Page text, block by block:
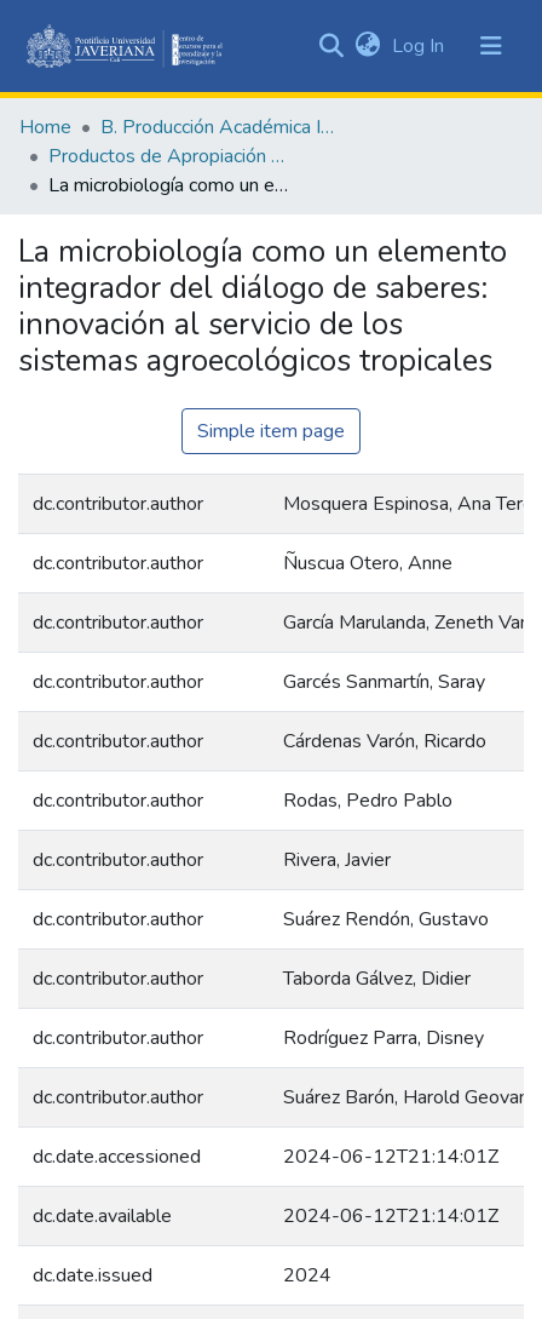
&
Collections
All of DSpace
Statistics
Log In (current)
Home
B. Producción Académica Institucional
Productos de Apropiación Social del Conocimiento
La microbiología como un elemento integrador del diálogo de saberes: innovación al servicio de los sistemas agroecológicos tropicales
La microbiología como un elemento
integrador del diálogo de saberes:
innovación al servicio de los
sistemas agroecológicos tropicales
Simple item page
dc.contributor.author Mosquera Espinosa, Ana
dc.contributor.author Ñuscua Otero, Anne
dc.contributor.author García Marulanda, Zeneth
dc.contributor.author Garcés Sanmartín, Saray
dc.contributor.author Cárdenas Varón, Ricardo
dc.contributor.author Rodas, Pedro Pablo
dc.contributor.author Rivera, Javier
dc.contributor.author Suárez Rendón, Gustavo
dc.contributor.author Taborda Gálvez, Didier
dc.contributor.author Rodríguez Parra, Disney
dc.contributor.author Suárez Barón, Harold
dc.date.accessioned 2024-06-12T21:14:01Z
dc.date.available 2024-06-12T21:14:01Z
dc.date.issued 2024